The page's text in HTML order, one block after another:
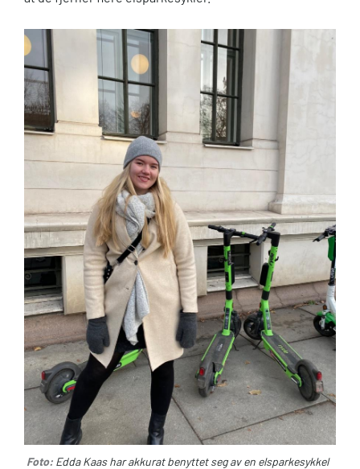
Foto: Edda Kaas har akkurat benyttet seg av en elsparkesykkel